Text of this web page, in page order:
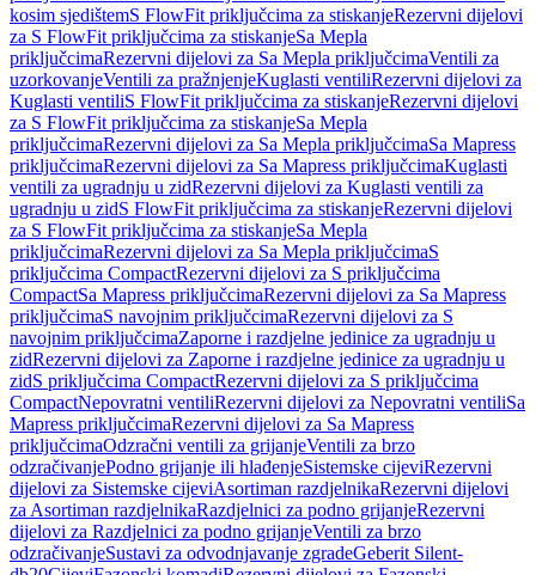
kosim sjedištemS FlowFit priključcima za stiskanjeRezervni dijelovi
za S FlowFit priključcima za stiskanjeSa Mepla
priključcimaRezervni dijelovi za Sa Mepla priključcimaVentili za
uzorkovanjeVentili za pražnjenjeKuglasti ventiliRezervni dijelovi za
Kuglasti ventiliS FlowFit priključcima za stiskanjeRezervni dijelovi
za S FlowFit priključcima za stiskanjeSa Mepla
priključcimaRezervni dijelovi za Sa Mepla priključcimaSa Mapress
priključcimaRezervni dijelovi za Sa Mapress priključcimaKuglasti
ventili za ugradnju u zidRezervni dijelovi za Kuglasti ventili za
ugradnju u zidS FlowFit priključcima za stiskanjeRezervni dijelovi
za S FlowFit priključcima za stiskanjeSa Mepla
priključcimaRezervni dijelovi za Sa Mepla priključcimaS
priključcima CompactRezervni dijelovi za S priključcima
CompactSa Mapress priključcimaRezervni dijelovi za Sa Mapress
priključcimaS navojnim priključcimaRezervni dijelovi za S
navojnim priključcimaZaporne i razdjelne jedinice za ugradnju u
zidRezervni dijelovi za Zaporne i razdjelne jedinice za ugradnju u
zidS priključcima CompactRezervni dijelovi za S priključcima
CompactNepovratni ventiliRezervni dijelovi za Nepovratni ventiliSa
Mapress priključcimaRezervni dijelovi za Sa Mapress
priključcimaOdzračni ventili za grijanjeVentili za brzo
odzračivanjePodno grijanje ili hlađenjeSistemske cijeviRezervni
dijelovi za Sistemske cijeviAsortiman razdjelnikaRezervni dijelovi
za Asortiman razdjelnikaRazdjelnici za podno grijanjeRezervni
dijelovi za Razdjelnici za podno grijanjeVentili za brzo
odzračivanjeSustavi za odvodnjavanje zgradeGeberit Silent-